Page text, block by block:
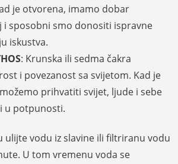
je otvorena, imamo dobar
i sposobni smo donositi ispravne
iskustva.
: Krunska ili sedma čakra
i povezanost sa svijetom. Kad je
prihvatiti svijet, ljude i sebe
u potpunosti.
ulijte vodu iz slavine ili filtriranu vodu
U tom vremenu voda se